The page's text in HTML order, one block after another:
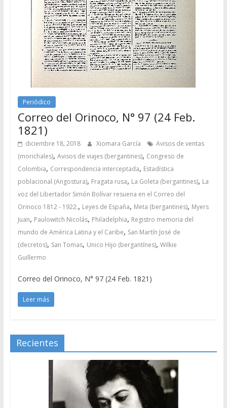
Periódico
Correo del Orinoco, N° 97 (24 Feb.
1821)
diciembre 18, 2018 Xiomara García
Avisos de ventas
(morichales), Avisos de viajes (bergantines), Congreso de
Colombia, Correspondencia interceptada, Estadística
poblacional (Angostura), Fragata rusa, La Goleta (bergantines), La
voz del Libertador Simón Bolívar resuena en el Correo del
Orinoco 1812 - 1922., Leyes de España, Meta (bergantines), Myers
Juan, Paulowitch Nicolás, Philadelphia, Registro memoria del
mundo de América Latina y el Caribe, San Martín José de
(decretos), San Tomas, Unico Hijo (bergantínes), Wilkie
Guillermo
Correo del Orinoco, N° 97 (24 Feb. 1821)
Leer más
Recientes